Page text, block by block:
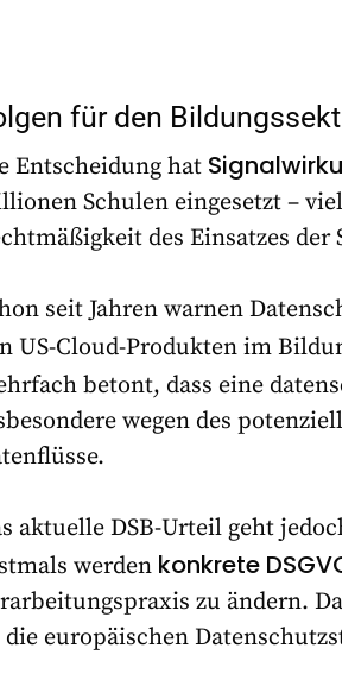
für den
Entscheidung hat
Schulen eingesetzt –
des Einsatzes
seit Jahren warnen
US-Cloud-Produkten im
betont, dass eine
wegen des
aktuelle DSB-Urteil geht
werden konkrete
zu ändern.
die europäischen